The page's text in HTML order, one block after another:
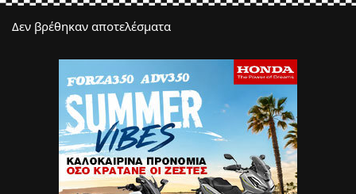
Δεν βρέθηκαν αποτελέσματα